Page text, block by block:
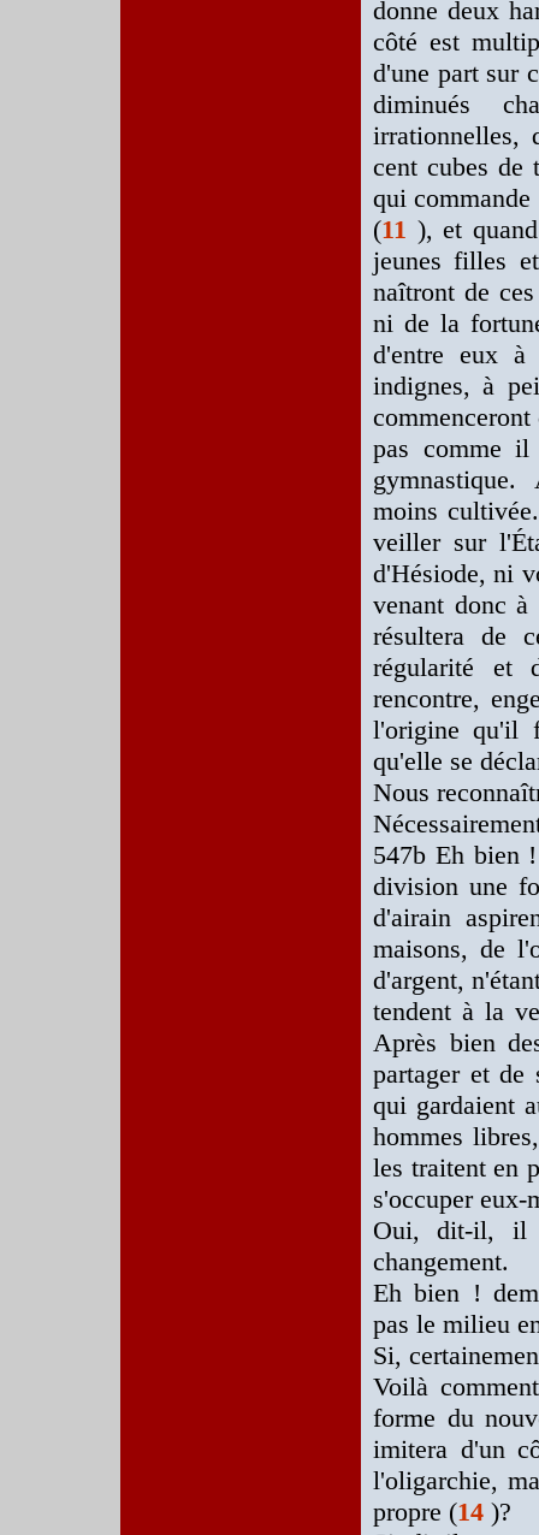
donne deux
côté est
d'une part sur
diminués
irrationnelles,
cent cubes de
qui commande
(11 ), et
jeunes filles
naîtront de
ni de la
d'entre eux
indignes, à
pas comme il
moins
veiller sur
d'Hésiode, ni
venant donc
résultera de
régularité et
rencontre,
l'origine qu'il
qu'elle se
Nous
547b Eh bien
division une
d'airain
maisons, de
d'argent,
tendent à la
Après bien
partager et de
qui gardaient
hommes
les traitent en
s'occuper eux-
Oui, dit-il, il
changement.
Eh bien !
pas le milieu
Si,
Voilà
forme du
imitera d'un
l'oligarchie,
propre (14 )?